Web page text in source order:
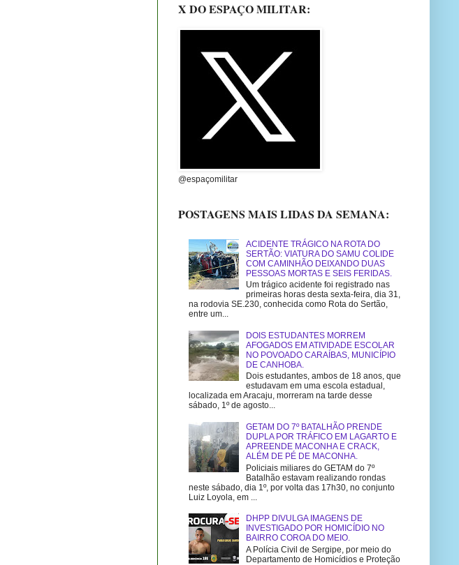
X DO ESPAÇO MILITAR:
@espaçomilitar
POSTAGENS MAIS LIDAS DA SEMANA:
ACIDENTE TRÁGICO NA ROTA DO
SERTÃO: VIATURA DO SAMU COLIDE
COM CAMINHÃO DEIXANDO DUAS
PESSOAS MORTAS E SEIS FERIDAS.
Um trágico acidente foi registrado nas
primeiras horas desta sexta-feira, dia 31,
na rodovia SE.230, conhecida como Rota do Sertão,
entre um...
DOIS ESTUDANTES MORREM
AFOGADOS EM ATIVIDADE ESCOLAR
NO POVOADO CARAÍBAS, MUNICÍPIO
DE CANHOBA.
Dois estudantes, ambos de 18 anos, que
estudavam em uma escola estadual,
localizada em Aracaju, morreram na tarde desse
sábado, 1º de agosto...
GETAM DO 7º BATALHÃO PRENDE
DUPLA POR TRÁFICO EM LAGARTO E
APREENDE MACONHA E CRACK,
ALÉM DE PÉ DE MACONHA.
Policiais miliares do GETAM do 7º
Batalhão estavam realizando rondas
neste sábado, dia 1º, por volta das 17h30, no conjunto
Luiz Loyola, em ...
DHPP DIVULGA IMAGENS DE
INVESTIGADO POR HOMICÍDIO NO
BAIRRO COROA DO MEIO.
A Polícia Civil de Sergipe, por meio do
Departamento de Homicídios e Proteção